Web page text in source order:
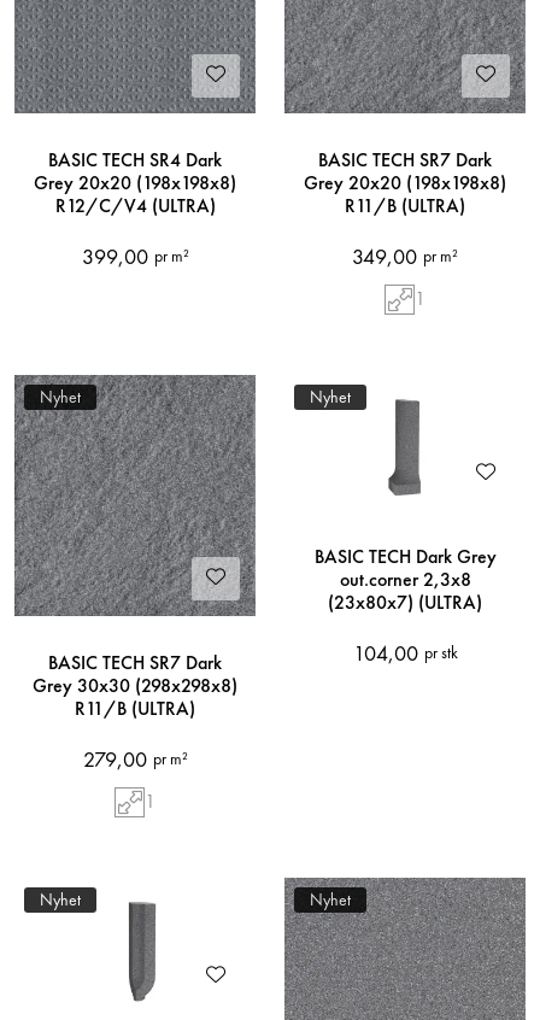
BASIC TECH SR4 Dark
Grey 20x20 (198x198x8)
R12/C/V4 (ULTRA)
399,00 pr m²
BASIC TECH SR7 Dark
Grey 20x20 (198x198x8)
R11/B (ULTRA)
349,00 pr m²
1
Nyhet
BASIC TECH SR7 Dark
Grey 30x30 (298x298x8)
R11/B (ULTRA)
279,00 pr m²
1
Nyhet
BASIC TECH Dark Grey
out.corner 2,3x8
(23x80x7) (ULTRA)
104,00 pr stk
Nyhet Nyhet